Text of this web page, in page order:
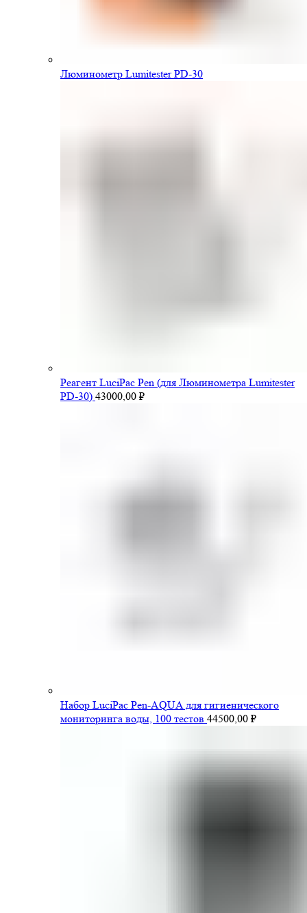
Люминометр Lumitester PD-30
Pеагент LuciPac Pen (для Люминометра Lumitester
PD-30) 43000,00 ₽
Набор LuciPac Pen-AQUA для гигиенического
мониторинга воды, 100 тестов 44500,00 ₽